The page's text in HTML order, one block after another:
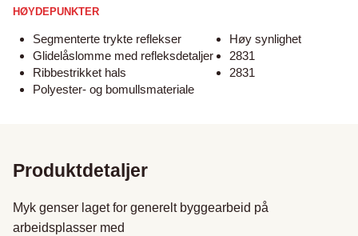
HØYDEPUNKTER
Segmenterte trykte reflekser
Glidelåslomme med refleksdetaljer
Ribbestrikket hals
Polyester- og bomullsmateriale
Høy synlighet
2831
2831
Produktdetaljer
Myk genser laget for generelt byggearbeid på
arbeidsplasser med